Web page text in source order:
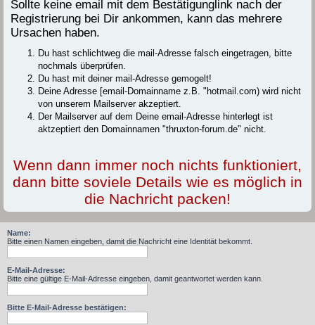
Sollte keine email mit dem Bestätigunglink nach der
Registrierung bei Dir ankommen, kann das mehrere
Ursachen haben.
Du hast schlichtweg die mail-Adresse falsch eingetragen, bitte
nochmals überprüfen.
Du hast mit deiner mail-Adresse gemogelt!
Deine Adresse [email-Domainname z.B. "hotmail.com) wird nicht
von unserem Mailserver akzeptiert.
Der Mailserver auf dem Deine email-Adresse hinterlegt ist
aktzeptiert den Domainnamen "thruxton-forum.de" nicht.
Wenn dann immer noch nichts funktioniert,
dann bitte soviele Details wie es möglich in
die Nachricht packen!
Name:
Bitte einen Namen eingeben, damit die Nachricht eine Identität bekommt.
E-Mail-Adresse:
Bitte eine gültige E-Mail-Adresse eingeben, damit geantwortet werden kann.
Bitte E-Mail-Adresse bestätigen: